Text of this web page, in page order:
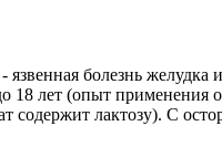
болезнь
лет (опыт применения
лактозу). С